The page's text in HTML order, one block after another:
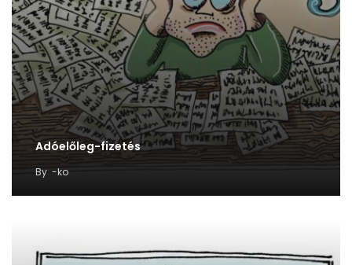
Adóelőleg-fizetés
By -ko